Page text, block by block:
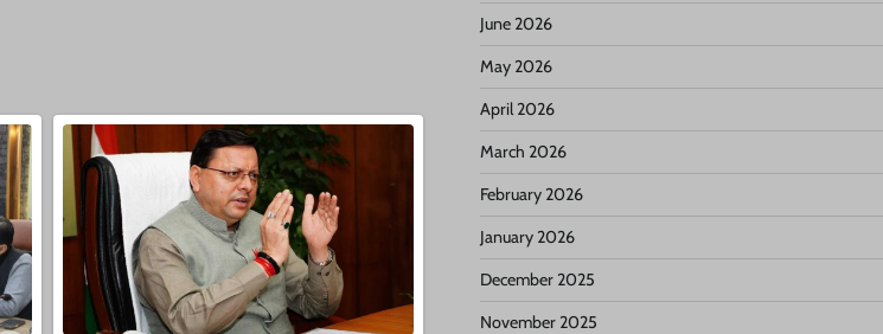
June 2026
May 2026
April 2026
March 2026
February 2026
January 2026
December 2025
November 2025